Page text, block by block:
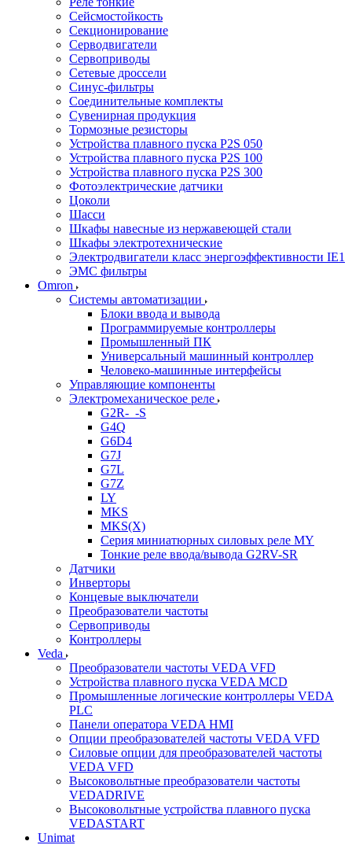
Сейсмостойкость
Секционирование
Серводвигатели
Сервоприводы
Сетевые дроссели
Синус-фильтры
Соединительные комплекты
Сувенирная продукция
Тормозные резисторы
Устройства плавного пуска P2S 050
Устройства плавного пуска P2S 100
Устройства плавного пуска P2S 300
Фотоэлектрические датчики
Цоколи
Шасси
Шкафы навесные из нержавеющей стали
Шкафы электротехнические
Электродвигатели класс энергоэффективности IE1
ЭМС фильтры
Omron
Системы автоматизации
Блоки ввода и вывода
Программируемые контроллеры
Промышленный ПК
Универсальный машинный контроллер
Человеко-машинные интерфейсы
Управляющие компоненты
Электромеханическое реле
G2R-_-S
G4Q
G6D4
G7J
G7L
G7Z
LY
MKS
MKS(X)
Серия миниатюрных силовых реле MY
Тонкие реле ввода/вывода G2RV-SR
Датчики
Инверторы
Концевые выключатели
Преобразователи частоты
Сервоприводы
Контроллеры
Veda
Преобразователи частоты VEDA VFD
Устройства плавного пуска VEDA MCD
Промышленные логические контроллеры VEDA
PLC
Панели оператора VEDA HMI
Опции преобразователей частоты VEDA VFD
Силовые опции для преобразователей частоты
VEDA VFD
Высоковольтные преобразователи частоты
VEDADRIVE
Высоковольтные устройства плавного пуска
VEDASTART
Unimat